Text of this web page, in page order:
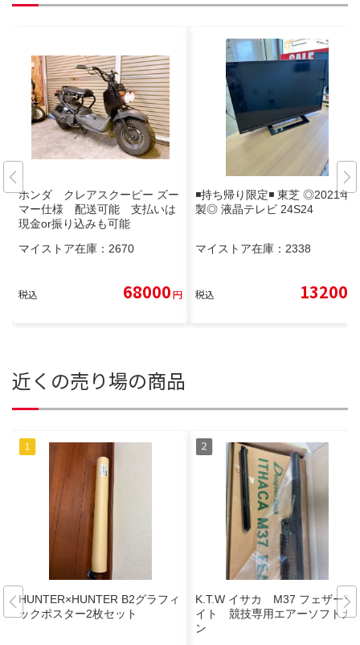
ホンダ クレアスクーピー ズー
マー仕様 配送可能 支払いは
現金or振り込みも可能
マイストア在庫： 2670
税込 68000円
◾️持ち帰り限定◾️ 東芝 ◎2021年
製◎ 液晶テレビ 24S24
マイストア在庫： 2338
税込 13200
近くの売り場の商品
HUNTER×HUNTER B2グラフィ
ックポスター2枚セット
K.T.W イサカ M37 フェザーラ
イト 競技専用エアーソフトガ
ン